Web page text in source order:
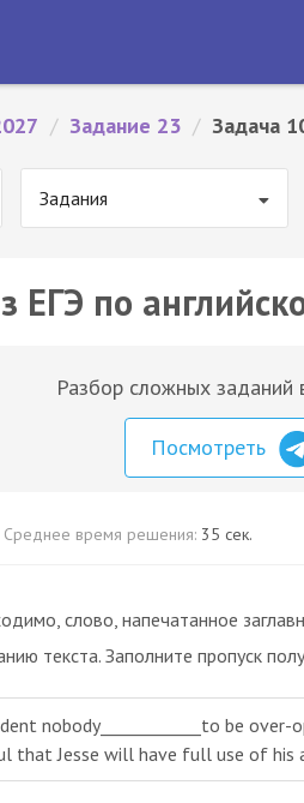
/ Задание 23 / Задача
Задания
ЕГЭ по
Разбор сложных заданий
Посмотреть
Среднее время решения: 35 сек.
слово, напечатанное
текста. Заполните пропуск
nobody____________to be
that Jesse will have full use of his